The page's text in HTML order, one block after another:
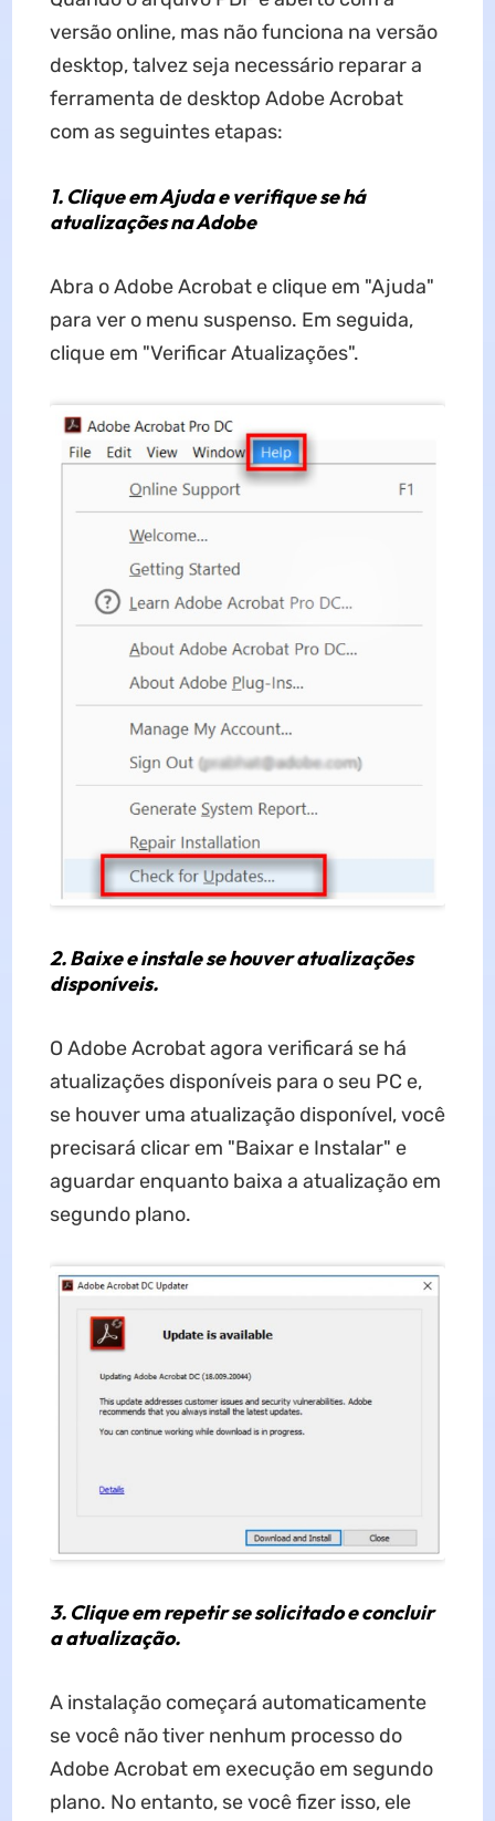
versão online, mas não funciona na versão
desktop, talvez seja necessário reparar a
ferramenta de desktop Adobe Acrobat
com as seguintes etapas:
1. Clique em Ajuda e verifique se há
atualizações na Adobe
Abra o Adobe Acrobat e clique em "Ajuda"
para ver o menu suspenso. Em seguida,
clique em "Verificar Atualizações".
2. Baixe e instale se houver atualizações
disponíveis.
O Adobe Acrobat agora verificará se há
atualizações disponíveis para o seu PC e,
se houver uma atualização disponível, você
precisará clicar em "Baixar e Instalar" e
aguardar enquanto baixa a atualização em
segundo plano.
3. Clique em repetir se solicitado e concluir
a atualização.
A instalação começará automaticamente
se você não tiver nenhum processo do
Adobe Acrobat em execução em segundo
plano. No entanto, se você fizer isso, ele